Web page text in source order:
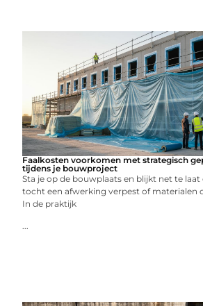
Faalkosten voorkomen met strategisch
tijdens je bouwproject
Sta je op de bouwplaats en blijkt net te
tocht een afwerking verpest of materialen
In de praktijk
...